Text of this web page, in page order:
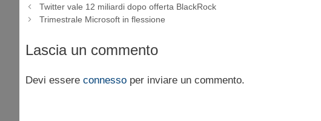
Twitter vale 12 miliardi dopo offerta BlackRock
Trimestrale Microsoft in flessione
Lascia un commento
Devi essere connesso per inviare un commento.